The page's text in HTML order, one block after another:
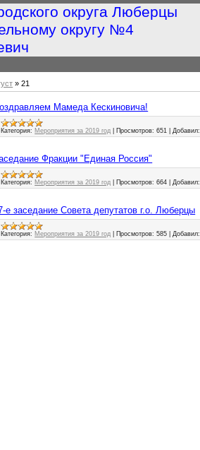
округа Люберцы
округу №4
» 21
Мамеда Кескиновича!
Категория: Мероприятия за 2019 год Просмотров: 651 Добавил:
Фракции "Единая Россия"
Категория: Мероприятия за 2019 год Просмотров: 664 Добавил:
е заседание Совета депутатов г.о. Люберцы
Категория: Мероприятия за 2019 год Просмотров: 585 Добавил: